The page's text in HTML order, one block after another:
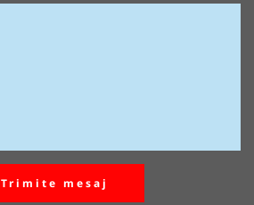
Trimite mesaj